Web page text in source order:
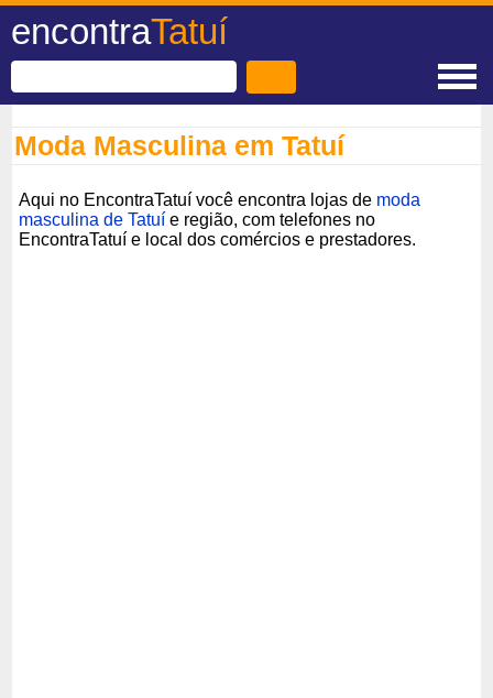
encontraTatuí
Moda Masculina em Tatuí
Aqui no EncontraTatuí você encontra lojas de moda
masculina de Tatuí e região, com telefones no
EncontraTatuí e local dos comércios e prestadores.